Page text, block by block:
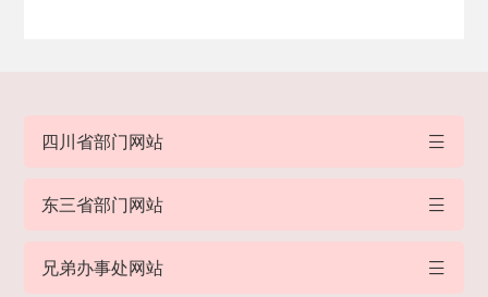
四川省部门网站
东三省部门网站
兄弟办事处网站